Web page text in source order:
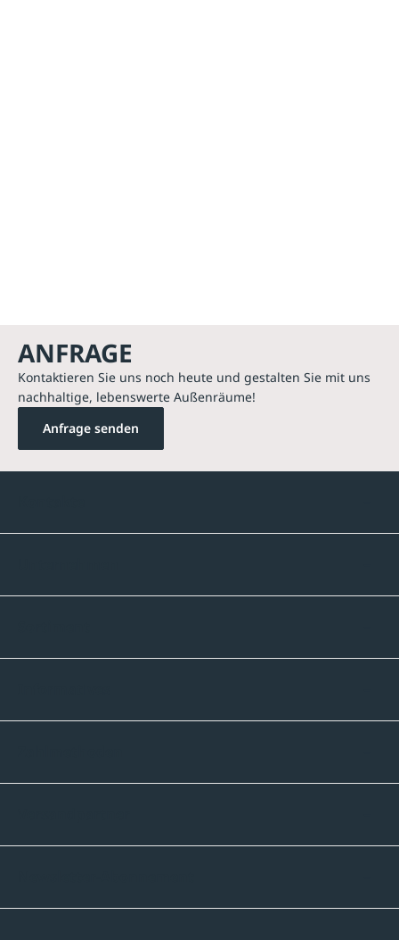
ANFRAGE
Kontaktieren Sie uns noch heute und gestalten Sie mit uns
nachhaltige, lebenswerte Außenräume!
Anfrage senden